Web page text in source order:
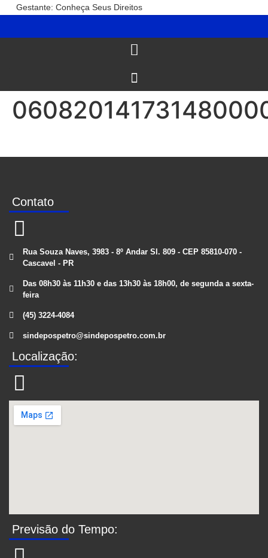
Gestante: Conheça Seus Direitos
Contato
Rua Souza Naves, 3983 - 8º Andar Sl. 809 - CEP 85810-070 -
Cascavel - PR
Das 08h30 às 11h30 e das 13h30 às 18h00, de segunda a sexta-
feira
(45) 3224-4084
sindepospetro@sindepospetro.com.br
Localização:
Previsão do Tempo: